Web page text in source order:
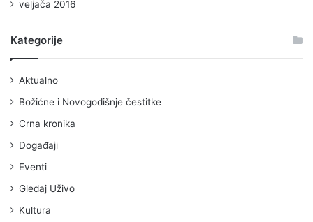
veljača 2016
Kategorije
Aktualno
Božićne i Novogodišnje čestitke
Crna kronika
Događaji
Eventi
Gledaj Uživo
Kultura